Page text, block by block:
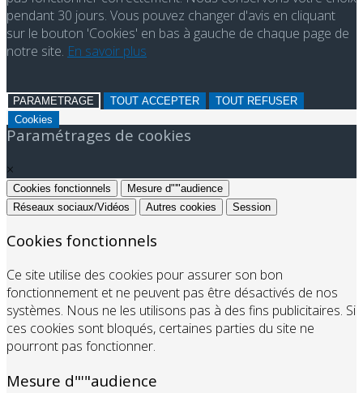
pendant 30 jours. Vous pouvez changer d'avis en cliquant
sur le bouton 'Cookies' en bas à gauche de chaque page de
notre site. En savoir plus
PARAMETRAGE TOUT ACCEPTER
TOUT REFUSER
Cookies
Paramétrages de cookies
×
Cookies fonctionnels
Mesure d"'"audience
Réseaux sociaux/Vidéos
Autres cookies Session
Cookies fonctionnels
Ce site utilise des cookies pour assurer son bon
fonctionnement et ne peuvent pas être désactivés de nos
systèmes. Nous ne les utilisons pas à des fins publicitaires. Si
ces cookies sont bloqués, certaines parties du site ne
pourront pas fonctionner.
Mesure d"'"audience